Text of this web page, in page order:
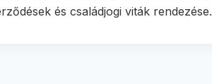
és családjogi viták rendezése.